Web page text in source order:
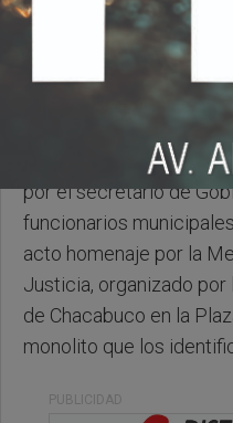
El intendente municipal,
por el secretario de
funcionarios
acto homenaje por la
Justicia, organizado
de Chacabuco en la
monolito que los
PUBLICIDAD